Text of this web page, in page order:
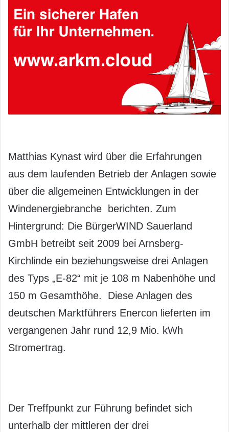
Matthias Kynast wird über die Erfahrungen
aus dem laufenden Betrieb der Anlagen sowie
über die allgemeinen Entwicklungen in der
Windenergiebranche berichten. Zum
Hintergrund: Die BürgerWIND Sauerland
GmbH betreibt seit 2009 bei Arnsberg-
Kirchlinde ein beziehungsweise drei Anlagen
des Typs „E-82“ mit je 108 m Nabenhöhe und
150 m Gesamthöhe. Diese Anlagen des
deutschen Marktführers Enercon lieferten im
vergangenen Jahr rund 12,9 Mio. kWh
Stromertrag.
Der Treffpunkt zur Führung befindet sich
unterhalb der mittleren der drei